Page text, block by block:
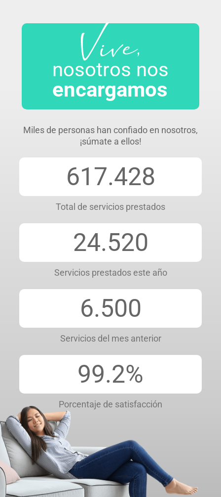
Vive...
nosotros nos
encargamos
Miles de personas han confiado en nosotros,
¡súmate a ellos!
617.428
Total de servicios prestados
24.520
Servicios prestados este año
6.500
Servicios del mes anterior
99.2%
Porcentaje de satisfacción